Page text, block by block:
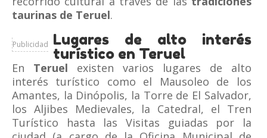
taurinas de Teruel.
Publicidad Lugares de alto interés
turístico en Teruel
En Teruel existen varios lugares de alto
interés turístico como el Mausoleo de los
Amantes, la Dinópolis, la Torre de El Salvador,
los Aljibes Medievales, la Catedral, el Tren
Turístico hasta las Visitas guiadas por la